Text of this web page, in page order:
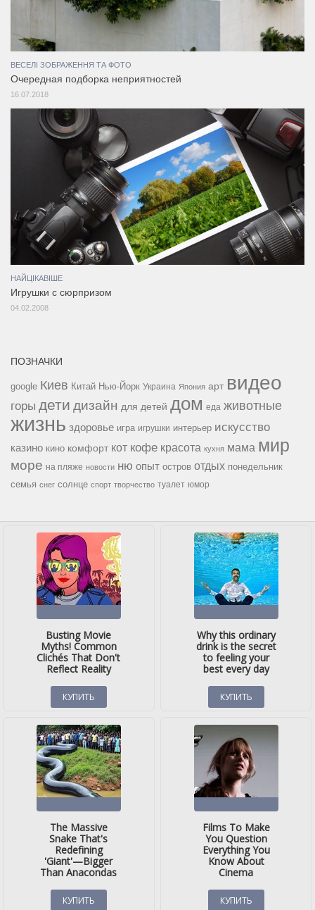
ВЕСЕЛІ ЗОБРАЖЕННЯ ТА ФОТО
Очередная подборка неприятностей
16.07.2018
НАЙЦІКАВІШЕ
Игрушки с сюрпризом
04.02.2008
ПОЗНАЧКИ
google Киев Китай Нью-Йорк Украина Япония арт видео
горы дети дизайн для детей дом еда животные
жизнь здоровье игра игрушки интерьер искусство
казино кино комфорт кот кофе красота кухня мама мир
море на пляже новости ню опыт остров отдых понедельник
семья снег солнце спорт творчество туалет юмор